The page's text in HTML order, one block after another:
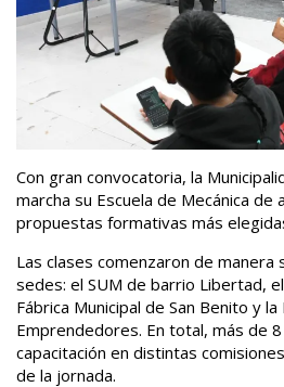
Con gran convocatoria, la
marcha su Escuela de Mecánica
propuestas formativas más
Las clases comenzaron de manera
sedes: el SUM de barrio Libertad,
Fábrica Municipal de San Benito y la
Emprendedores. En total, más de
capacitación en distintas
de la jornada.